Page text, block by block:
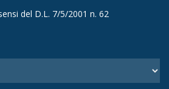
del D.L. 7/5/2001 n. 62